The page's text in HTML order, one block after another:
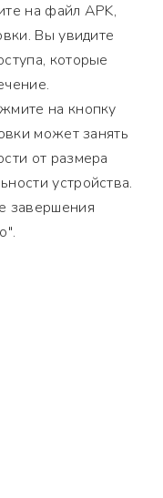
на файл APK,
Вы увидите
которые
на кнопку
может занять
от размера
устройства.
завершения